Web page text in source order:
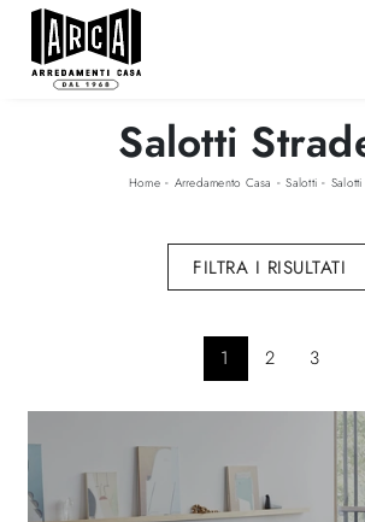
Salotti
Home- Arredamento Casa -Salotti -
FILTRA I RISULTATI
1 2 3